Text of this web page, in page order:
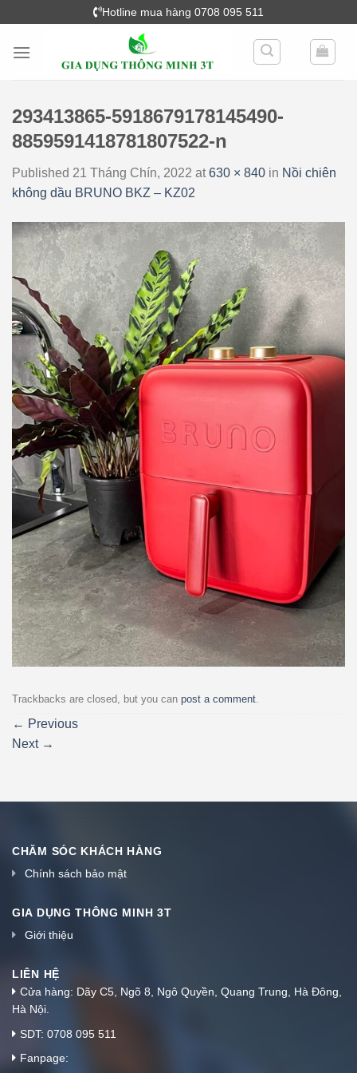
content
Hotline mua hàng 0708 095 511
293413865-5918679178145490-
8859591418781807522-n
Published 21 Tháng Chín, 2022 at630 × 840 in Nồi chiên
không dầu BRUNO BKZ – KZ02
Trackbacks are closed, but you can post a comment
← Previous
Next →
CHĂM SÓC KHÁCH HÀNG
Chính sách bảo mật
GIA DỤNG THÔNG MINH 3T
Giới thiệu
LIÊN HỆ
Cửa hàng: Dãy C5, Ngõ 8, Ngô Quyền, Quang Trung, Hà Đông,
Hà Nội.
SDT: 0708 095 511
Fanpage: